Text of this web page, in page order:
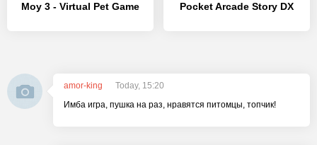
Moy 3 - Virtual Pet Game Pocket Arcade Story DX
amor-king
Today, 15:20
Имба игра, пушка на раз, нравятся питомцы, топчик!